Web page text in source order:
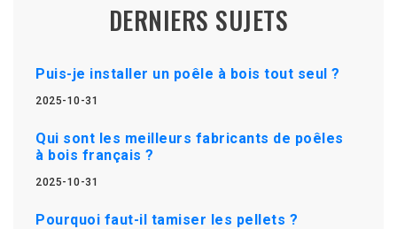
DERNIERS SUJETS
Puis-je installer un poêle à bois tout seul ?
2025-10-31
Qui sont les meilleurs fabricants de poêles
à bois français ?
2025-10-31
Pourquoi faut-il tamiser les pellets ?